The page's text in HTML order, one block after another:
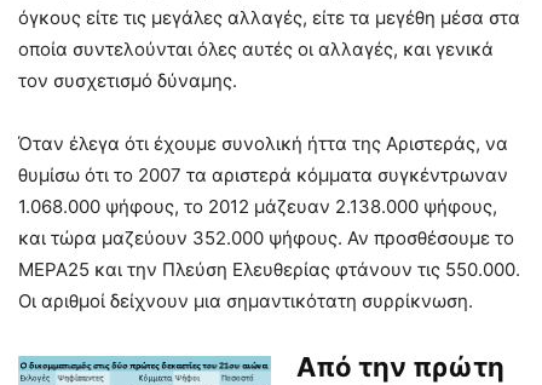
όγκους είτε τις μεγάλες αλλαγές, είτε τα μεγέθη μέσα στα
οποία συντελούνται όλες αυτές οι αλλαγές, και γενικά
τον συσχετισμό δύναμης.
Όταν έλεγα ότι έχουμε συνολική ήττα της Αριστεράς, να
θυμίσω ότι το 2007 τα αριστερά κόμματα συγκέντρωναν
1.068.000 ψήφους, το 2012 μάζευαν 2.138.000 ψήφους,
και τώρα μαζεύουν 352.000 ψήφους. Αν προσθέσουμε το
ΜΕΡΑ25 και την Πλεύση Ελευθερίας φτάνουν τις 550.000.
Οι αριθμοί δείχνουν μια σημαντικότατη συρρίκνωση.
Από την πρώτη